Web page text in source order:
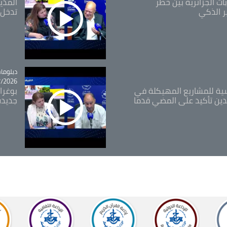
الذكي
للمشاريع المهيكلة في
تأكيد على المضي قدما
- 11:46